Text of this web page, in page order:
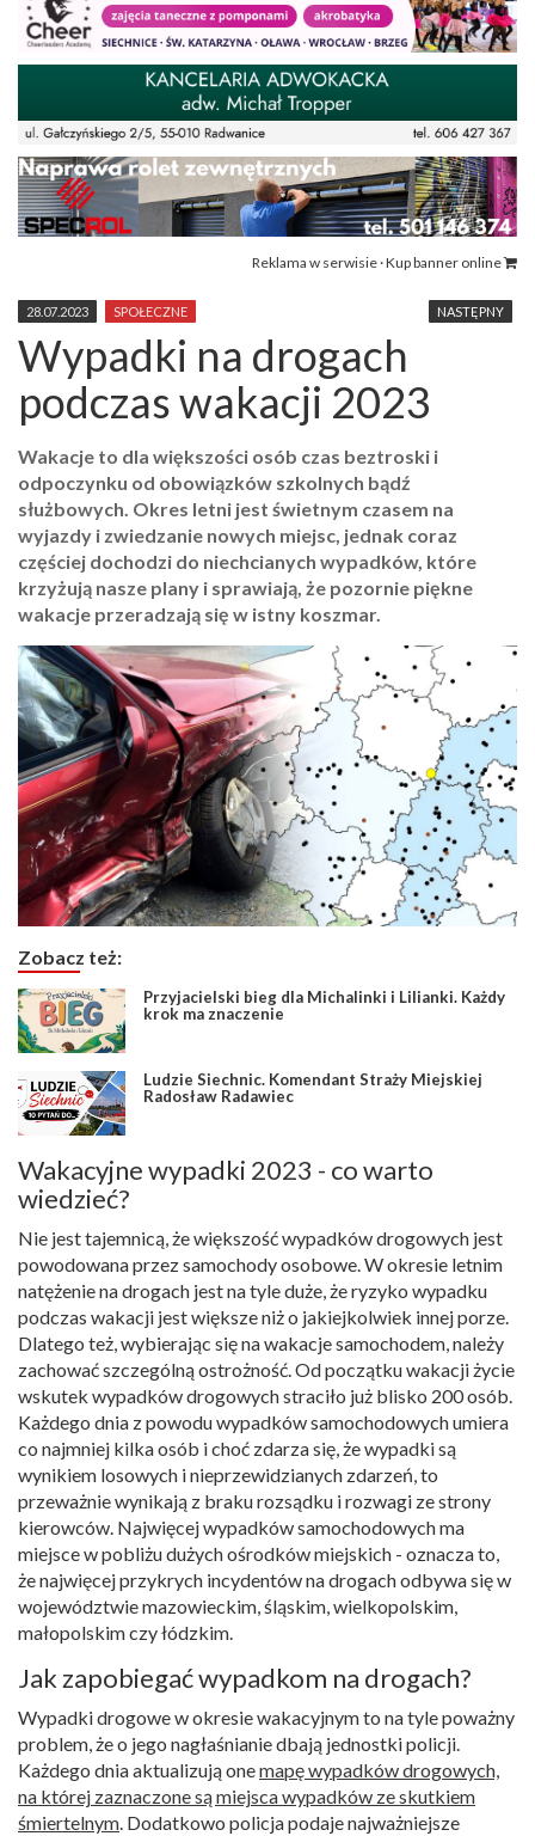
Reklama w serwisie · Kup banner online
NASTĘPNY
28.07.2023 SPOŁECZNE
Wypadki na drogach
podczas wakacji 2023
Wakacje to dla większości osób czas beztroski i
odpoczynku od obowiązków szkolnych bądź
służbowych. Okres letni jest świetnym czasem na
wyjazdy i zwiedzanie nowych miejsc, jednak coraz
częściej dochodzi do niechcianych wypadków, które
krzyżują nasze plany i sprawiają, że pozornie piękne
wakacje przeradzają się w istny koszmar.
Zobacz też:
Przyjacielski bieg dla Michalinki i Lilianki. Każdy
krok ma znaczenie
Ludzie Siechnic. Komendant Straży Miejskiej
Radosław Radawiec
Wakacyjne wypadki 2023 - co warto
wiedzieć?
Nie jest tajemnicą, że większość wypadków drogowych jest
powodowana przez samochody osobowe. W okresie letnim
natężenie na drogach jest na tyle duże, że ryzyko wypadku
podczas wakacji jest większe niż o jakiejkolwiek innej porze.
Dlatego też, wybierając się na wakacje samochodem, należy
zachować szczególną ostrożność. Od początku wakacji życie
wskutek wypadków drogowych straciło już blisko 200 osób.
Każdego dnia z powodu wypadków samochodowych umiera
co najmniej kilka osób i choć zdarza się, że wypadki są
wynikiem losowych i nieprzewidzianych zdarzeń, to
przeważnie wynikają z braku rozsądku i rozwagi ze strony
kierowców. Najwięcej wypadków samochodowych ma
miejsce w pobliżu dużych ośrodków miejskich - oznacza to,
że najwięcej przykrych incydentów na drogach odbywa się w
województwie mazowieckim, śląskim, wielkopolskim,
małopolskim czy łódzkim.
Jak zapobiegać wypadkom na drogach?
Wypadki drogowe w okresie wakacyjnym to na tyle poważny
problem, że o jego nagłaśnianie dbają jednostki policji.
Każdego dnia aktualizują onemapę wypadków drogowych,
na której zaznaczone są miejsca wypadków ze skutkiem
śmiertelnym. Dodatkowo policja podaje najważniejsze